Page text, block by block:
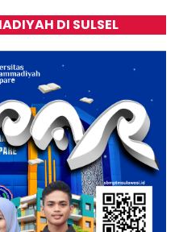
DI SULSEL